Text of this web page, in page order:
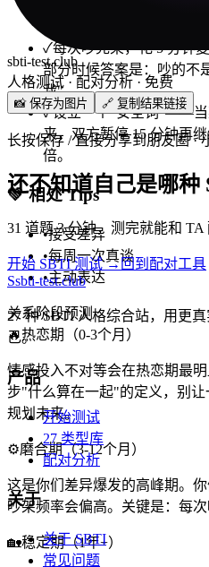
辞。批评的时候先肯定
✓每次吵完架，花 5 分钟
部分时候答案是：吵的不
我"。
✓设立一个"安全词"——当
来，双方暂停 15 分钟再
倍。
💚相处 Tips
•接受差异
•每周一次真谈
•主动表达
关系阶段预测
🔥热恋期（0-3个月）
情感投入不对等会在热恋期最
步"什么算在一起"的定义，别
规划未来。
⚙️磨合期（3-12个月）
这是你们差异爆发的高峰期。
吵架频率会偏高。关键是：每
🏡稳定期（1年+）
sbti-test.club
人格测试 · 配对分析 · 免费
📸 保存为图片 🔗 复制结果链接
长按保存 / 直接分享到朋友圈 ·
还不知道自己是哪种
31 道题 3 分钟，测完就能和 TA
开始 SBTI 测试 →回到配对工具
Ssbti-test.club
27 种 SBTI 人格综合站，用更
己。
产品
开始测试
27 类型库
配对分析
关于
关于 SBTI
常见问题